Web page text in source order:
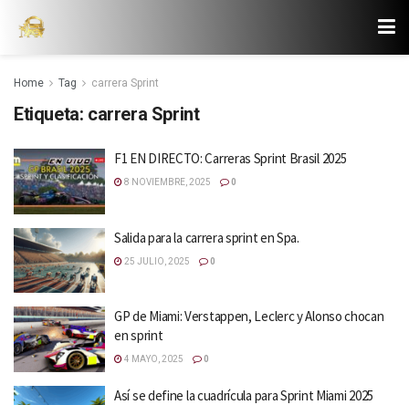
Home Tag carrera Sprint
Etiqueta: carrera Sprint
F1 EN DIRECTO: Carreras Sprint Brasil 2025
8 NOVIEMBRE, 2025 0
Salida para la carrera sprint en Spa.
25 JULIO, 2025 0
GP de Miami: Verstappen, Leclerc y Alonso chocan
en sprint
4 MAYO, 2025 0
Así se define la cuadrícula para Sprint Miami 2025